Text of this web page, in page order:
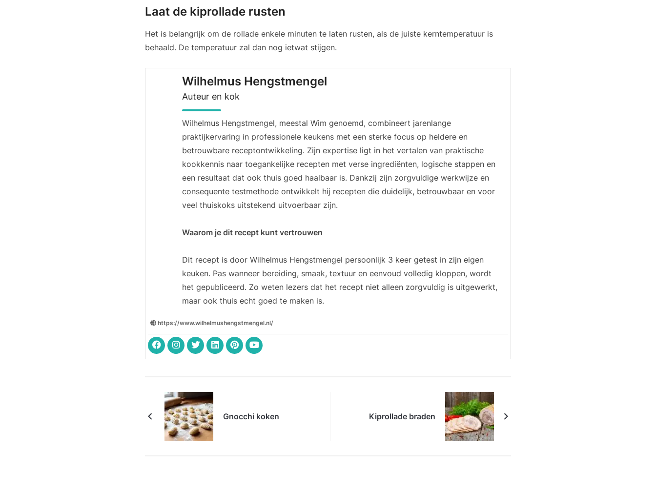
Laat de kiprollade rusten
Het is belangrijk om de rollade enkele minuten te laten rusten, als de juiste kerntemperatuur is
behaald. De temperatuur zal dan nog ietwat stijgen.
Wilhelmus Hengstmengel
Auteur en kok
Wilhelmus Hengstmengel, meestal Wim genoemd, combineert jarenlange
praktijkervaring in professionele keukens met een sterke focus op heldere en
betrouwbare receptontwikkeling. Zijn expertise ligt in het vertalen van praktische
kookkennis naar toegankelijke recepten met verse ingrediënten, logische stappen en
een resultaat dat ook thuis goed haalbaar is. Dankzij zijn zorgvuldige werkwijze en
consequente testmethode ontwikkelt hij recepten die duidelijk, betrouwbaar en voor
veel thuiskoks uitstekend uitvoerbaar zijn.
Waarom je dit recept kunt vertrouwen
Dit recept is door Wilhelmus Hengstmengel persoonlijk 3 keer getest in zijn eigen
keuken. Pas wanneer bereiding, smaak, textuur en eenvoud volledig kloppen, wordt
het gepubliceerd. Zo weten lezers dat het recept niet alleen zorgvuldig is uitgewerkt,
maar ook thuis echt goed te maken is.
https://www.wilhelmushengstmengel.nl/
Gnocchi koken Kiprollade braden